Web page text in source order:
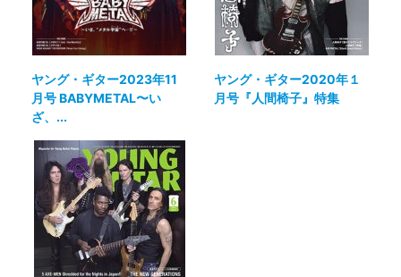
ヤング・ギター2023年11
月号 BABYMETAL〜い
ざ、...
ヤング・ギター2020年１
月号『人間椅子』特集